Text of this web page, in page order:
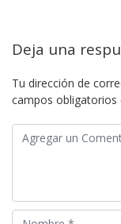
Deja una
Tu dirección de
campos obligatorios